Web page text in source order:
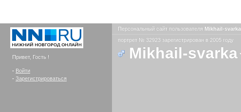
Привет, Гость !
- Войти
- Зарегистрироваться
Персональный сайт пользователя Mikhail-svarka
портрет № 32923 зарегистрирован в 2005 году
Mikhail-svarka